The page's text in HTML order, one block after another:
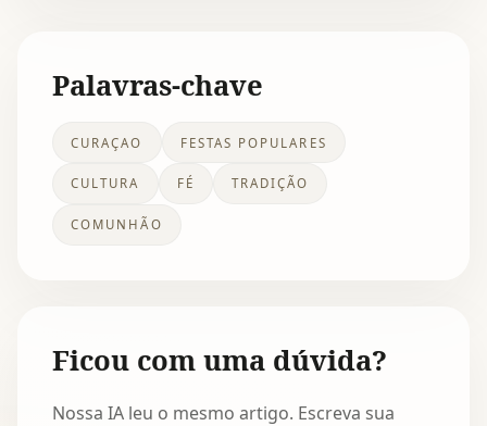
Palavras-chave
CURAÇAO FESTAS POPULARES
CULTURA FÉ TRADIÇÃO
COMUNHÃO
Ficou com uma dúvida?
Nossa IA leu o mesmo artigo. Escreva sua